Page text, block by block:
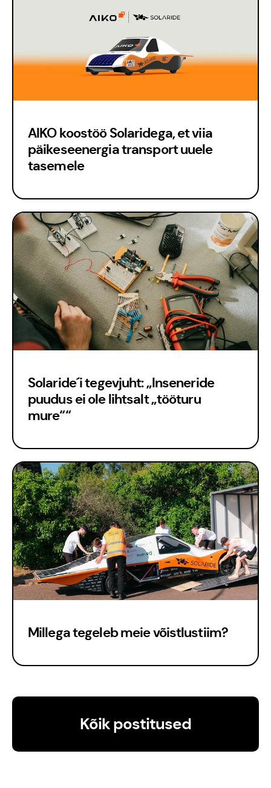
Meisse usuvad
Kontakt
Meedia
AIKO koostöö Solaridega, et viia
päikeseenergia transport uuele
tasemele
Solaride´i tegevjuht: „Inseneride
puudus ei ole lihtsalt „tööturu
mure““
Millega tegeleb meie võistlustiim?
Kõik postitused